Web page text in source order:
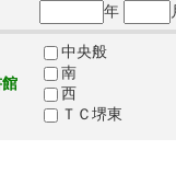
年
中央般
南
西
ＴＣ堺東